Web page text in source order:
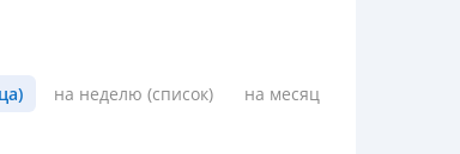
на неделю (список) на месяц